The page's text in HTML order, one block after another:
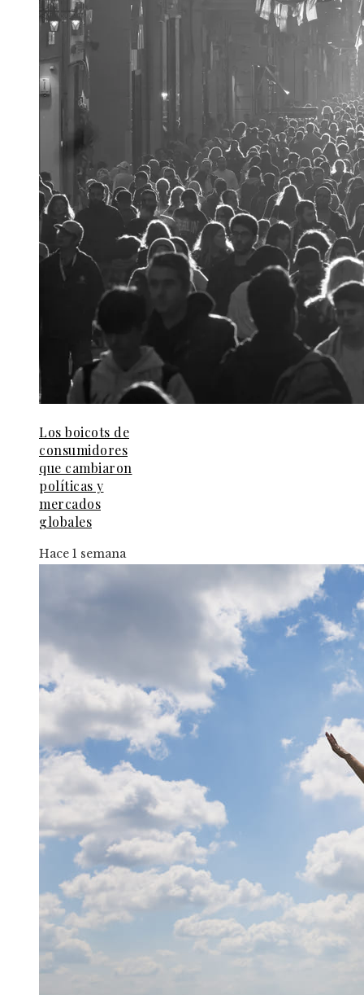
Los boicots de
consumidores
que cambiaron
políticas y
mercados
globales
Hace 1 semana